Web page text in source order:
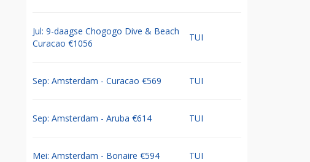
Jul: 9-daagse Chogogo Dive & Beach
Curacao €1056
TUI
Sep: Amsterdam - Curacao €569 TUI
Sep: Amsterdam - Aruba €614 TUI
Mei: Amsterdam - Bonaire €594 TUI